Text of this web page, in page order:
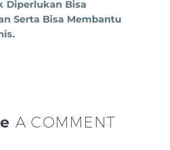
Diperlukan Bisa
Serta Bisa Membantu
A COMMENT